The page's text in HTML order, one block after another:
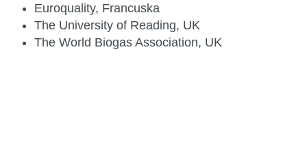
Euroquality, Francuska
The University of Reading, UK
The World Biogas Association, UK